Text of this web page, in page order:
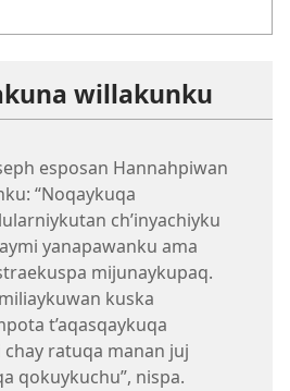
willakunku
esposan Hannahpiwan
“Noqaykuqa
ch’inyachiyku
yanapawanku ama
mijunaykupaq.
kuska
t’aqasqaykuqa
ratuqa manan juj
qokuykuchu”, nispa.